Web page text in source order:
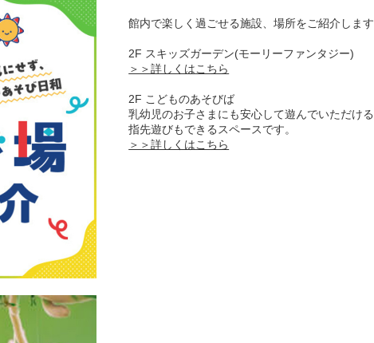
館内で楽しく過ごせる施設、場所をご紹介します
2F スキッズガーデン(モーリーファンタジー)
＞＞詳しくはこちら
2F こどものあそびば
乳幼児のお子さまにも安心して遊んでいただけ
指先遊びもできるスペースです。
＞＞詳しくはこちら